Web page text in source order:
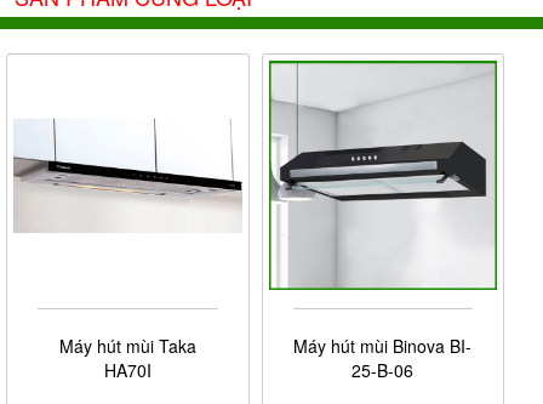
Máy hút mùi Taka
HA70I
Máy hút mùi Binova BI-
25-B-06